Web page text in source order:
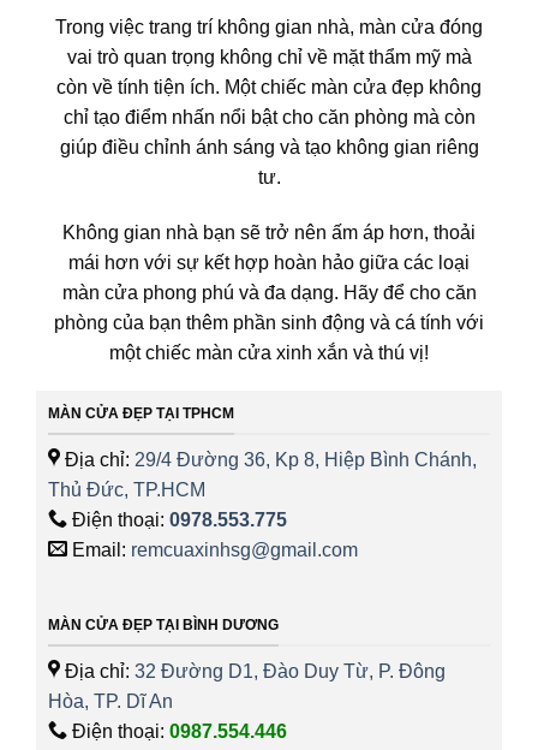
Trong việc trang trí không gian nhà, màn cửa đóng
vai trò quan trọng không chỉ về mặt thẩm mỹ mà
còn về tính tiện ích. Một chiếc màn cửa đẹp không
chỉ tạo điểm nhấn nổi bật cho căn phòng mà còn
giúp điều chỉnh ánh sáng và tạo không gian riêng
tư.
Không gian nhà bạn sẽ trở nên ấm áp hơn, thoải
mái hơn với sự kết hợp hoàn hảo giữa các loại
màn cửa phong phú và đa dạng. Hãy để cho căn
phòng của bạn thêm phần sinh động và cá tính với
một chiếc màn cửa xinh xắn và thú vị!
MÀN CỬA ĐẸP TẠI TPHCM
Địa chỉ: 29/4 Đường 36, Kp 8, Hiệp Bình Chánh,
Thủ Đức, TP.HCM
Điện thoại: 0978.553.775
Email: remcuaxinhsg@gmail.com
MÀN CỬA ĐẸP TẠI BÌNH DƯƠNG
Địa chỉ: 32 Đường D1, Đào Duy Từ, P. Đông
Hòa, TP. Dĩ An
Điện thoại: 0987.554.446